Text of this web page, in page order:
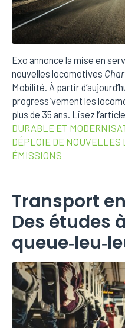
Exo annonce la mise en
nouvelles locomotives
Mobilité. À partir
progressivement les
plus de 35 ans. Lisez
DURABLE ET
DÉPLOIE DE NOUVELLES
ÉMISSIONS
Transport
Des études